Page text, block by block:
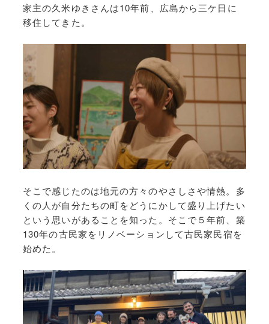
家主の久米ゆきさんは10年前、広島から三ケ日に
移住してきた。
そこで感じたのは地元の方々のやさしさや情熱。多
くの人が自分たちの町をどうにかして盛り上げたい
という思いがあることを知った。そこで５年前、築
130年の古民家をリノベーションして古民家民宿を
始めた。